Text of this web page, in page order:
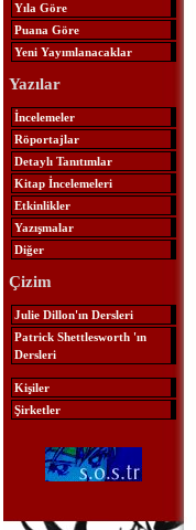
Yıla Göre
Puana Göre
Yeni Yayımlanacaklar
Yazılar
İncelemeler
Röportajlar
Detaylı Tanıtımlar
Kitap İncelemeleri
Etkinlikler
Yazışmalar
Diğer
Çizim
Julie Dillon'ın Dersleri
Patrick Shettlesworth 'ın
Dersleri
Kişiler
Şirketler